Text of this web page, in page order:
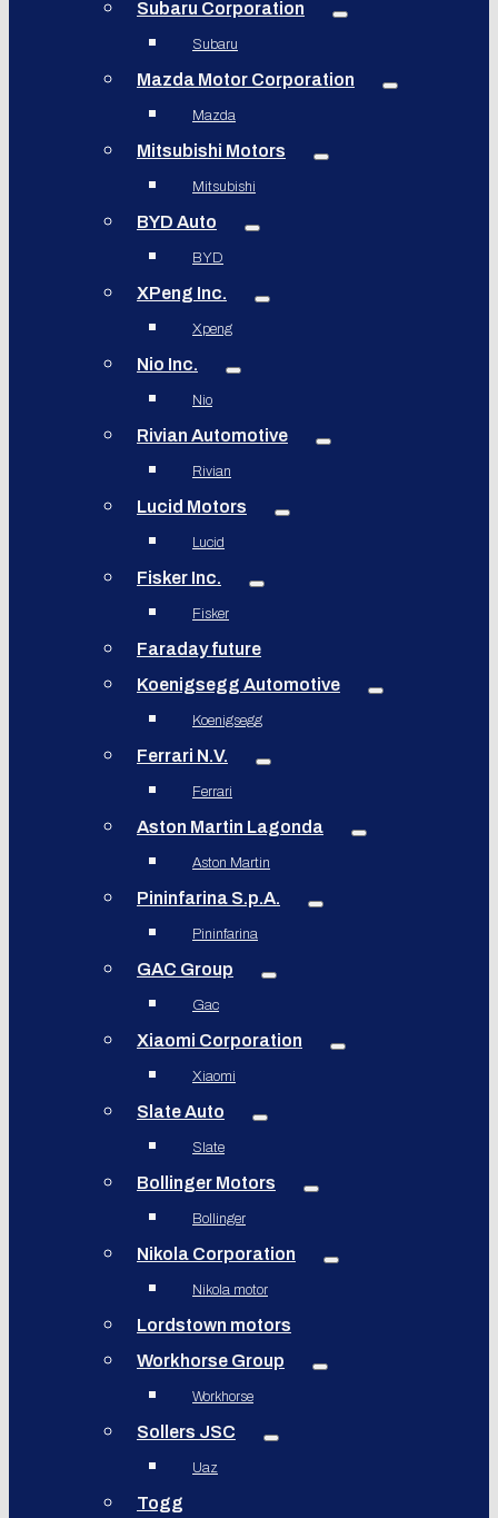
Subaru Corporation
Subaru
Mazda Motor Corporation
Mazda
Mitsubishi Motors
Mitsubishi
BYD Auto
BYD
XPeng Inc.
Xpeng
Nio Inc.
Nio
Rivian Automotive
Rivian
Lucid Motors
Lucid
Fisker Inc.
Fisker
Faraday future
Koenigsegg Automotive
Koenigsegg
Ferrari N.V.
Ferrari
Aston Martin Lagonda
Aston Martin
Pininfarina S.p.A.
Pininfarina
GAC Group
Gac
Xiaomi Corporation
Xiaomi
Slate Auto
Slate
Bollinger Motors
Bollinger
Nikola Corporation
Nikola motor
Lordstown motors
Workhorse Group
Workhorse
Sollers JSC
Uaz
Togg